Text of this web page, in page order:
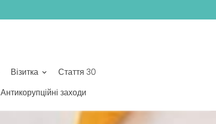
Візитка
Стаття 30
Антикорупційні заходи